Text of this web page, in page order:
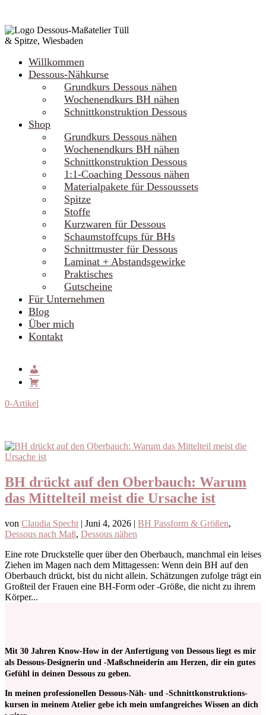
Willkommen
Dessous-Nähkurse
Grundkurs Dessous nähen
Wochenendkurs BH nähen
Schnittkonstruktion Dessous
Shop
Grundkurs Dessous nähen
Wochenendkurs BH nähen
Schnittkonstruktion Dessous
1:1-Coaching Dessous nähen
Materialpakete für Dessoussets
Spitze
Stoffe
Kurzwaren für Dessous
Schaumstoffcups für BHs
Schnittmuster für Dessous
Laminat + Abstandsgewirke
Praktisches
Gutscheine
Für Unternehmen
Blog
Über mich
Kontakt
0-Artikel
BH drückt auf den Oberbauch: Warum
das Mittelteil meist die Ursache ist
von Claudia Specht | Juni 4, 2026 | BH Passform & Größen,
Dessous nach Maß, Dessous nähen
Eine rote Druckstelle quer über den Oberbauch, manchmal ein leises
Ziehen im Magen nach dem Mittagessen: Wenn dein BH auf den
Oberbauch drückt, bist du nicht allein. Schätzungen zufolge trägt ein
Großteil der Frauen eine BH-Form oder -Größe, die nicht zu ihrem
Körper...
Mit 30 Jahren Know-How in der Anfertigung von Dessous liegt es mir
als Dessous-Designerin und -Maßschneiderin am Herzen, dir ein gutes
Gefühl in deinen Dessous zu geben.
In meinen pro­fessionellen Dessous-Näh- und -Schnitt­kon­struktions­
kursen in meinem Atelier gebe ich mein umfangreiches Wissen an dich